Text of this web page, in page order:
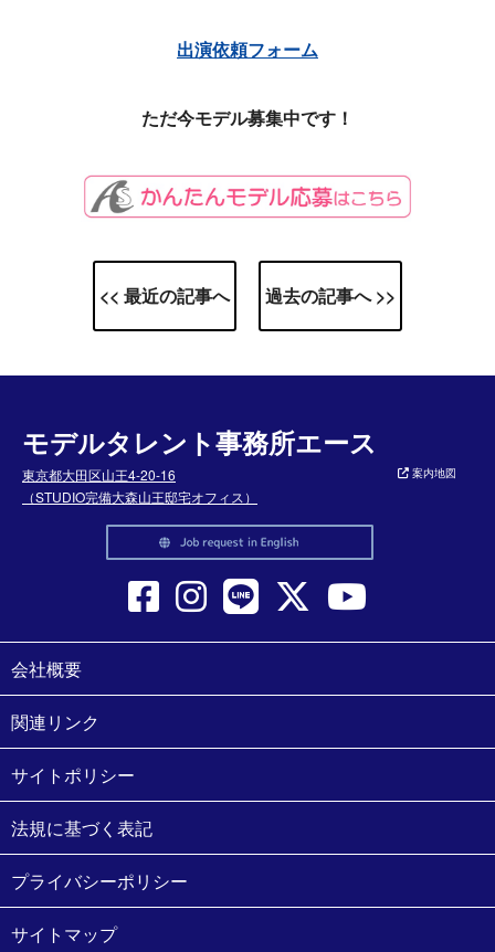
出演依頼フォーム
ただ今モデル募集中です！
<< 最近の記事へ 過去の記事へ >>
モデルタレント事務所エース
東京都大田区山王4-20-16
（STUDIO完備大森山王邸宅オフィス）
案内地図
会社概要
関連リンク
サイトポリシー
法規に基づく表記
プライバシーポリシー
サイトマップ